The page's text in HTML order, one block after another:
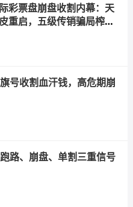
彩票盘崩盘收割内幕：天
重启，五级传销骗局榨干
号收割血汗钱，高危期崩
路、崩盘、单割三重信号